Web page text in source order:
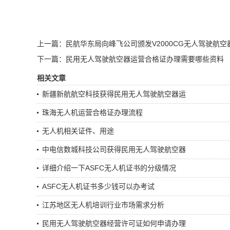
上一篇：民航华东局向峰飞公司颁发V2000CG无人驾驶航
下一篇：民用无人驾驶航空器运营合格证办理需要哪些资料
相关文章
新疆新航航空科技获得民用无人驾驶航空器运
珠海无人机运营合格证办理流程
无人机相关证件、用途
中电信数城科技公司获得民用无人驾驶航空器
详细介绍一下ASFC无人机证书的分级情况
ASFC无人机证书多少钱可以办考试
江苏地区无人机培训行业市场需求分析
民用无人驾驶航空器经营许可证如何申请办理